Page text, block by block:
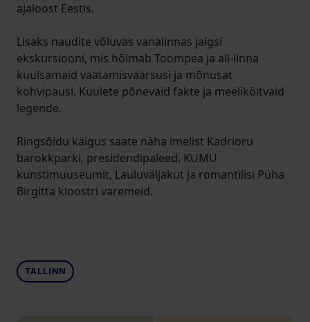
ajaloost Eestis.
Lisaks naudite võluvas vanalinnas jalgsi
ekskursiooni, mis hõlmab Toompea ja all-linna
kuulsamaid vaatamisväärsusi ja mõnusat
kohvipausi. Kuulete põnevaid fakte ja meeliköitvaid
legende.
Ringsõidu käigus saate näha imelist Kadrioru
barokkparki, presidendipaleed, KUMU
kunstimuuseumit, Lauluväljakut ja romantilisi Püha
Birgitta kloostri varemeid.
TALLINN